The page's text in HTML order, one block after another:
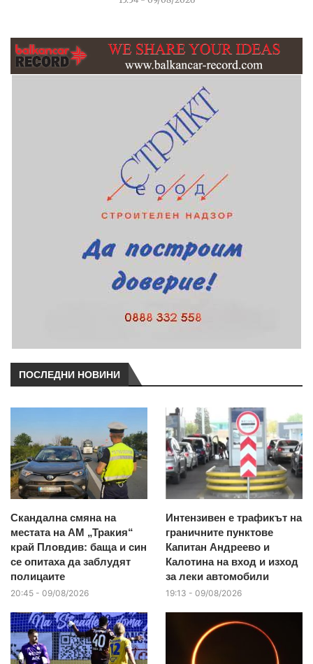
ПОСЛЕДНИ НОВИНИ
Скандална смяна на
местата на АМ „Тракия“
край Пловдив: баща и син
се опитаха да заблудят
полицаите
20:45 - 09/08/2026
Интензивен е трафикът на
граничните пунктове
Капитан Андреево и
Калотина на вход и изход
за леки автомобили
19:13 - 09/08/2026